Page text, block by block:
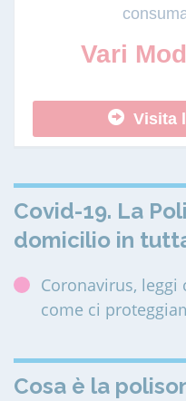
Vari
Visita
Covid-19. La
domicilio in
Coronavirus,
come ci
Cosa è la